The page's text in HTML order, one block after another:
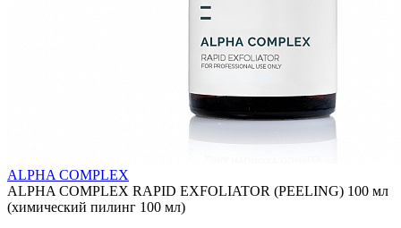
ALPHA COMPLEX
ALPHA COMPLEX RAPID EXFOLIATOR (PEELING) 100 мл
(химический пилинг 100 мл)